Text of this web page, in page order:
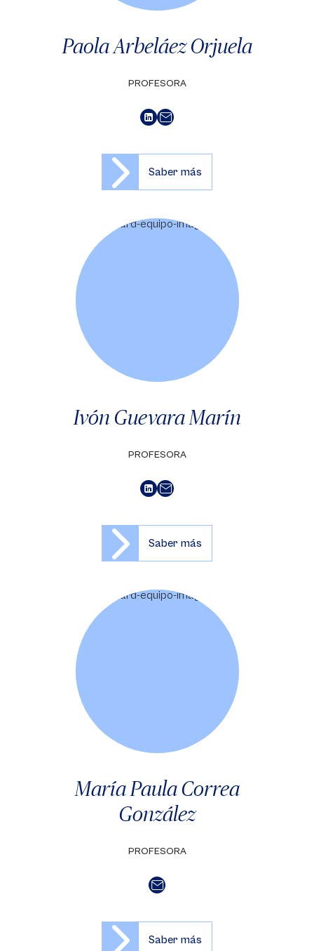
Paola Arbeláez Orjuela
PROFESORA
Saber más
Ivón Guevara Marín
PROFESORA
Saber más
María Paula Correa
González
PROFESORA
Saber más